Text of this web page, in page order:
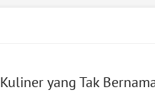
yang Tak